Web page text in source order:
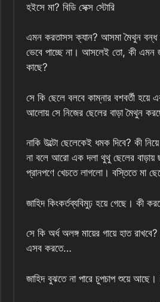
হইসে মা? বিডি সেক্স স্টোরি
এমন করতাসস ক্যান? আসমা মৈথুন বন্ধ
ভেবে পাচ্ছে না। আসলেই তো, কী এমন
কাছে?
সে কি ছেলে বলবে কাম্নার বশবর্তী হয়ে
আলোয় সে নিজের ছেলের বাড়া মৈথুন
নাকি উল্টো ছেলেকেই ধমক দিবে? কী
না বলে আরো এক দলা থুথু ছেলের বাড়ায়
প্রানপণে খেচতে লাগলো। বস্তিতে মা
জাহিদ কিংকর্তব্যবিমুঢ় হয়ে গেছে। কী
সে কি অর্ধ অলঙ্গ মায়ের গায়ে হাত রাখবে?
এসব করতে…
জাহিদ বুঝতে না পারে চুপচাপ শুয়ে